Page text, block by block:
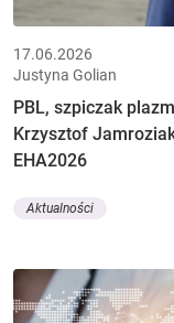
17.06.2026
Justyna Golian
PBL, szpiczak
Krzysztof
EHA2026
Aktualności